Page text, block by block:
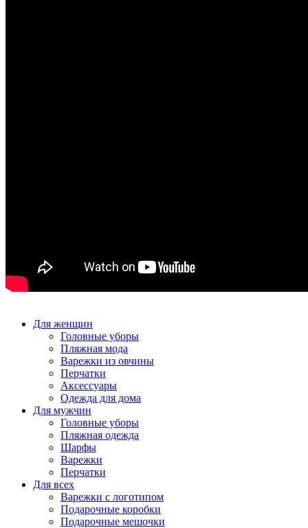
Для женщин
Головные уборы
Пляжная мода
Варежки из овчины
Перчатки
Аксессуары
Одежда для дома
Для мужчин
Головные уборы
Пляжная одежда
Шарфы
Варежки
Перчатки
Для всех
Варежки с логотипом
Подарочные коробки
Подарочные мешочки